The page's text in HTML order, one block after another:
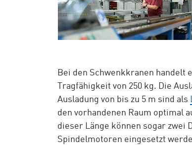
Bei den Schwenkkranen handelt
Tragfähigkeit von 250 kg. Die
Ausladung von bis zu 5 m sind als
den vorhandenen Raum optimal
dieser Länge können sogar zwei
Spindelmotoren eingesetzt